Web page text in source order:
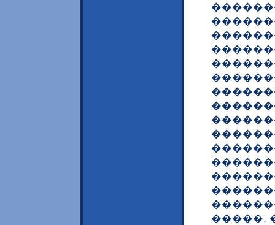
�����,